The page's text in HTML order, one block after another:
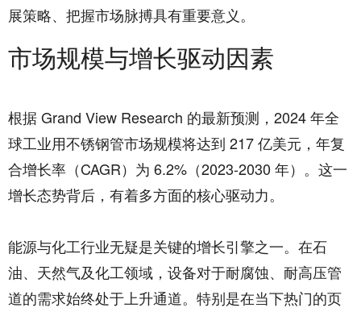
展策略、把握市场脉搏具有重要意义。​
市场规模与增长驱动因素​
根据 Grand View Research 的最新预测，2024 年全
球工业用不锈钢管市场规模将达到 217 亿美元，年复
合增长率（CAGR）为 6.2%（2023-2030 年）。这一
增长态势背后，有着多方面的核心驱动力。​
能源与化工行业无疑是关键的增长引擎之一。在石
油、天然气及化工领域，设备对于耐腐蚀、耐高压管
道的需求始终处于上升通道。特别是在当下热门的页